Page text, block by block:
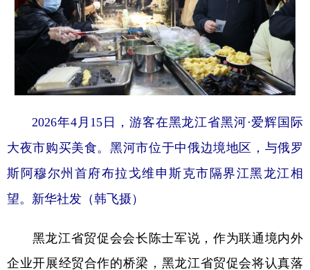
2026年4月15日，游客在黑龙江省黑河·爱辉国际
大夜市购买美食。黑河市位于中俄边境地区，与俄罗
斯阿穆尔州首府布拉戈维申斯克市隔界江黑龙江相
望。新华社发（韩飞摄）
黑龙江省贸促会会长陈士军说，作为联通境内外
企业开展经贸合作的桥梁，黑龙江省贸促会将认真落